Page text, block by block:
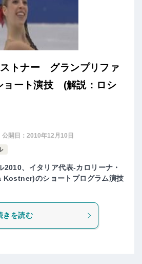
ストナー グランプリファ
ート演技 (解説：ロシ
公開日： 2010年12月10日
2010、イタリア代表-カロリーナ・
Kostner)のショートプログラム演技
きを読む